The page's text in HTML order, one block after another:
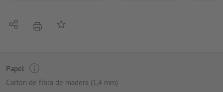
CompartirimprimirAñadir a lista de favoritos
Papel
Cartón de fibra de madera (1,4 mm)